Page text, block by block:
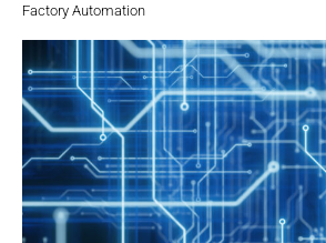
Factory Automation